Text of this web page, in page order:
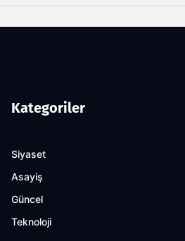
Kategoriler
Siyaset
Asayiş
Güncel
Teknoloji